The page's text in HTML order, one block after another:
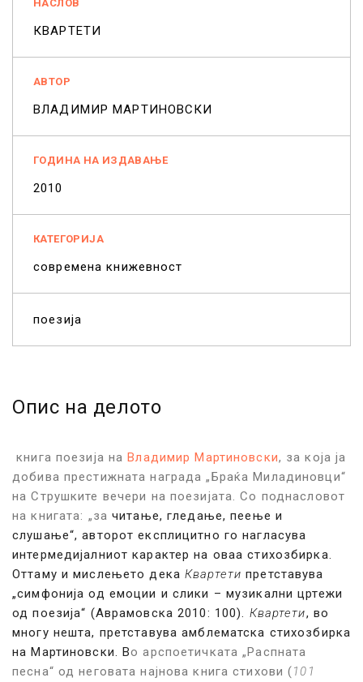
НАСЛОВ
КВАРТЕТИ
АВТОР
ВЛАДИМИР МАРТИНОВСКИ
ГОДИНА НА ИЗДАВАЊЕ
2010
КАТЕГОРИЈА
современа книжевност
поезија
Опис на делото
книга поезија наВладимир Мартиновски, за која ја
добива престижната награда „Браќа Миладиновци“
на Струшките вечери на поезијата.Со поднасловот
на книгата: „за читање, гледање, пеење и
слушање“, авторот експлицитно го нагласува
интермедијалниот карактер на оваа стихозбирка.
Оттаму и мислењето дека Квартетипретставува
„симфонија од емоции и слики – музикални цртежи
од поезија“ (Аврамовска 2010: 100). Квартети, во
многу нешта, претставува амблематска стихозбирка
на Мартиновски. Во арспоетичката „Распната
песна“ од неговата најнова книга стихови (101